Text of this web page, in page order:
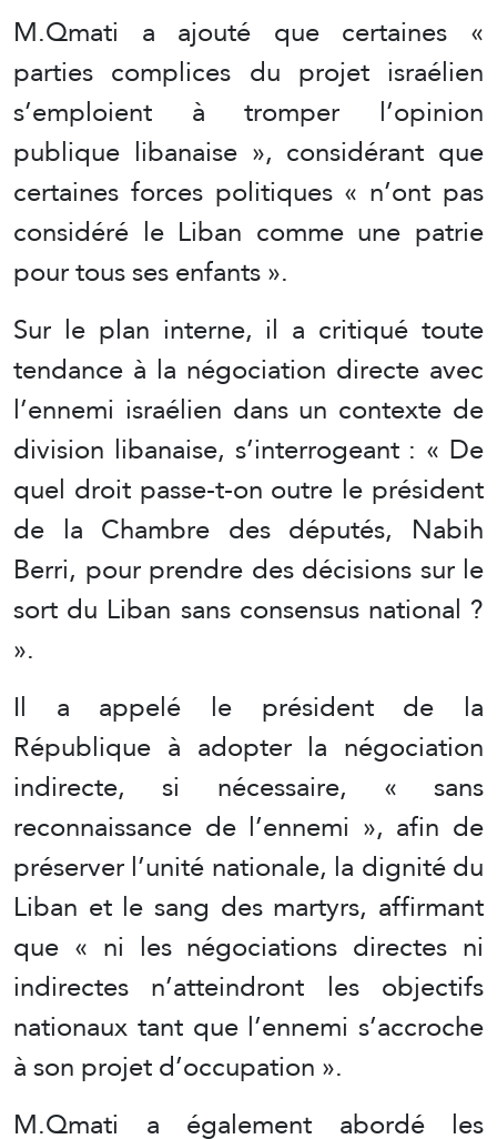
M.Qmati a ajouté que certaines «
parties complices du projet israélien
s’emploient à tromper l’opinion
publique libanaise », considérant que
certaines forces politiques « n’ont pas
considéré le Liban comme une patrie
pour tous ses enfants ».
Sur le plan interne, il a critiqué toute
tendance à la négociation directe avec
l’ennemi israélien dans un contexte de
division libanaise, s’interrogeant : « De
quel droit passe-t-on outre le président
de la Chambre des députés, Nabih
Berri, pour prendre des décisions sur le
sort du Liban sans consensus national ?
».
Il a appelé le président de la
République à adopter la négociation
indirecte, si nécessaire, « sans
reconnaissance de l’ennemi », afin de
préserver l’unité nationale, la dignité du
Liban et le sang des martyrs, affirmant
que « ni les négociations directes ni
indirectes n’atteindront les objectifs
nationaux tant que l’ennemi s’accroche
à son projet d’occupation ».
M.Qmati a également abordé les